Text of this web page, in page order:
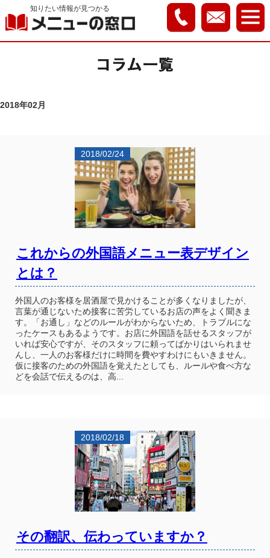
知りたい情報が見つかる
2018年02月
2018/02/24
これからの外国語メニュー表デザイン
とは？
外国人のお客様を居酒屋で見かけることが多くなりましたが、
言葉が通じないため接客に苦労しているお店の声をよく聞きま
す。「お通し」などのルールがわからないため、トラブルにな
ったケースもあるようです。お店に外国語を話せるスタッフが
いれば安心ですが、そのスタッフに頼ってばかりはいられませ
んし、一人のお客様だけに時間を費やすわけにもいきません。
仮に接客のための外国語を覚えたとしても、ルールや食べ方な
どを会話で伝えるのは、高...
2018/02/18
その翻訳、伝わっていますか？